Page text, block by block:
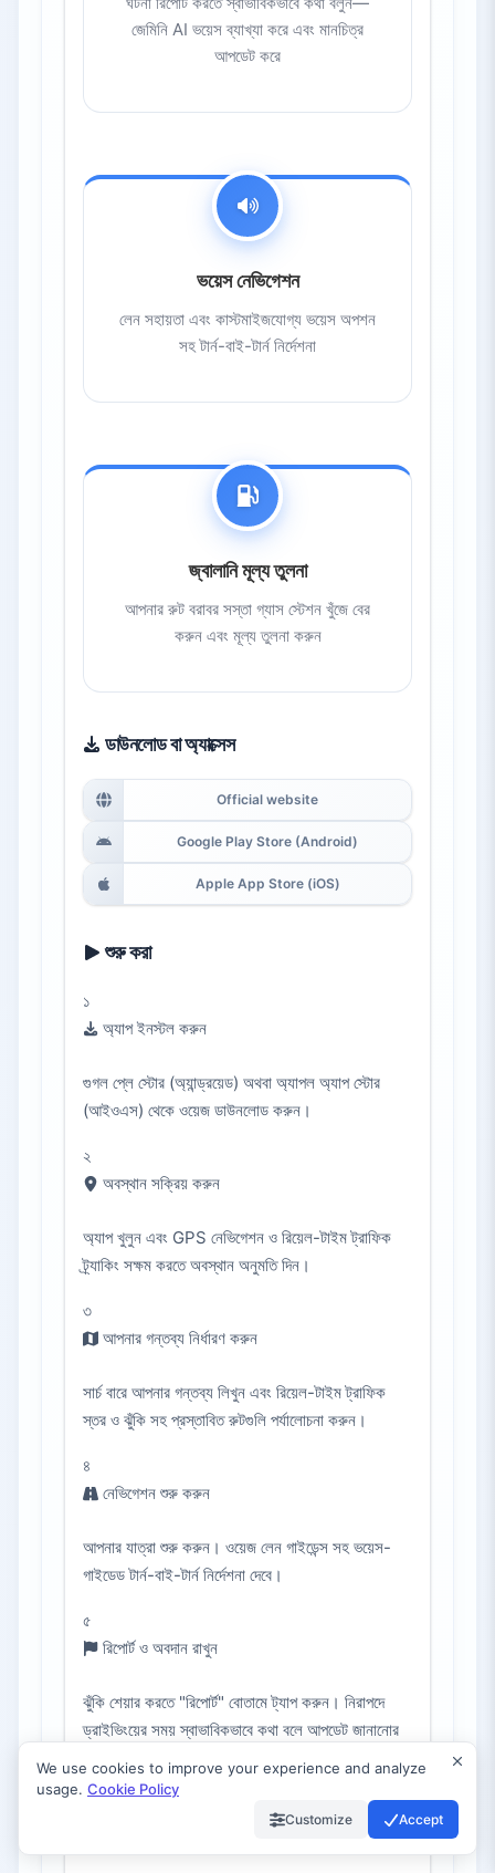
জেমিনি AI ভয়েস ব্যাখ্যা করে এবং মানচিত্র
আপডেট করে
ভয়েস নেভিগেশন
লেন সহায়তা এবং কাস্টমাইজযোগ্য ভয়েস অপশন
সহ টার্ন-বাই-টার্ন নির্দেশনা
জ্বালানি মূল্য তুলনা
আপনার রুট বরাবর সস্তা গ্যাস স্টেশন খুঁজে বের
করুন এবং মূল্য তুলনা করুন
ডাউনলোড বা অ্যাক্সেস
Official website
Google Play Store (Android)
Apple App Store (iOS)
শুরু করা
১
অ্যাপ ইনস্টল করুন
গুগল প্লে স্টোর (অ্যান্ড্রয়েড) অথবা অ্যাপল অ্যাপ স্টোর
(আইওএস) থেকে ওয়েজ ডাউনলোড করুন।
২
অবস্থান সক্রিয় করুন
অ্যাপ খুলুন এবং GPS নেভিগেশন ও রিয়েল-টাইম ট্রাফিক
ট্র্যাকিং সক্ষম করতে অবস্থান অনুমতি দিন।
৩
আপনার গন্তব্য নির্ধারণ করুন
সার্চ বারে আপনার গন্তব্য লিখুন এবং রিয়েল-টাইম ট্রাফিক
স্তর ও ঝুঁকি সহ প্রস্তাবিত রুটগুলি পর্যালোচনা করুন।
৪
নেভিগেশন শুরু করুন
আপনার যাত্রা শুরু করুন। ওয়েজ লেন গাইডেন্স সহ ভয়েস-
গাইডেড টার্ন-বাই-টার্ন নির্দেশনা দেবে।
৫
রিপোর্ট ও অবদান রাখুন
ঝুঁকি শেয়ার করতে "রিপোর্ট" বোতামে ট্যাপ করুন। নিরাপদে
ড্রাইভিংয়ের সময় স্বাভাবিকভাবে কথা বলে আপডেট জানানোর
জন্য কথোপকথনমূলক রিপোর্টিং ব্যবহার করুন।
৬
We use cookies to improve your experience and analyze
usage. Cookie Policy
Customize Accept